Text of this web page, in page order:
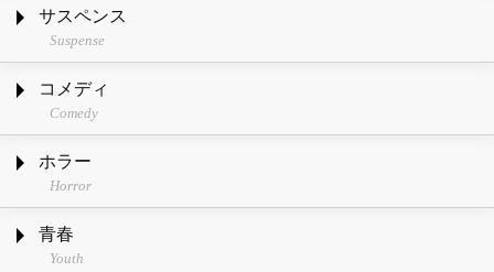
サスペンス
Suspense
コメディ
Comedy
ホラー
Horror
青春
Youth